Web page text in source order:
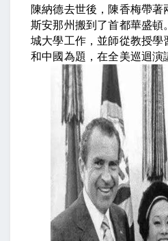
陳納德去世後，陳香梅帶
斯安那州搬到了首都華盛
城大學工作，並師從教授
和中國為題，在全美巡迴演